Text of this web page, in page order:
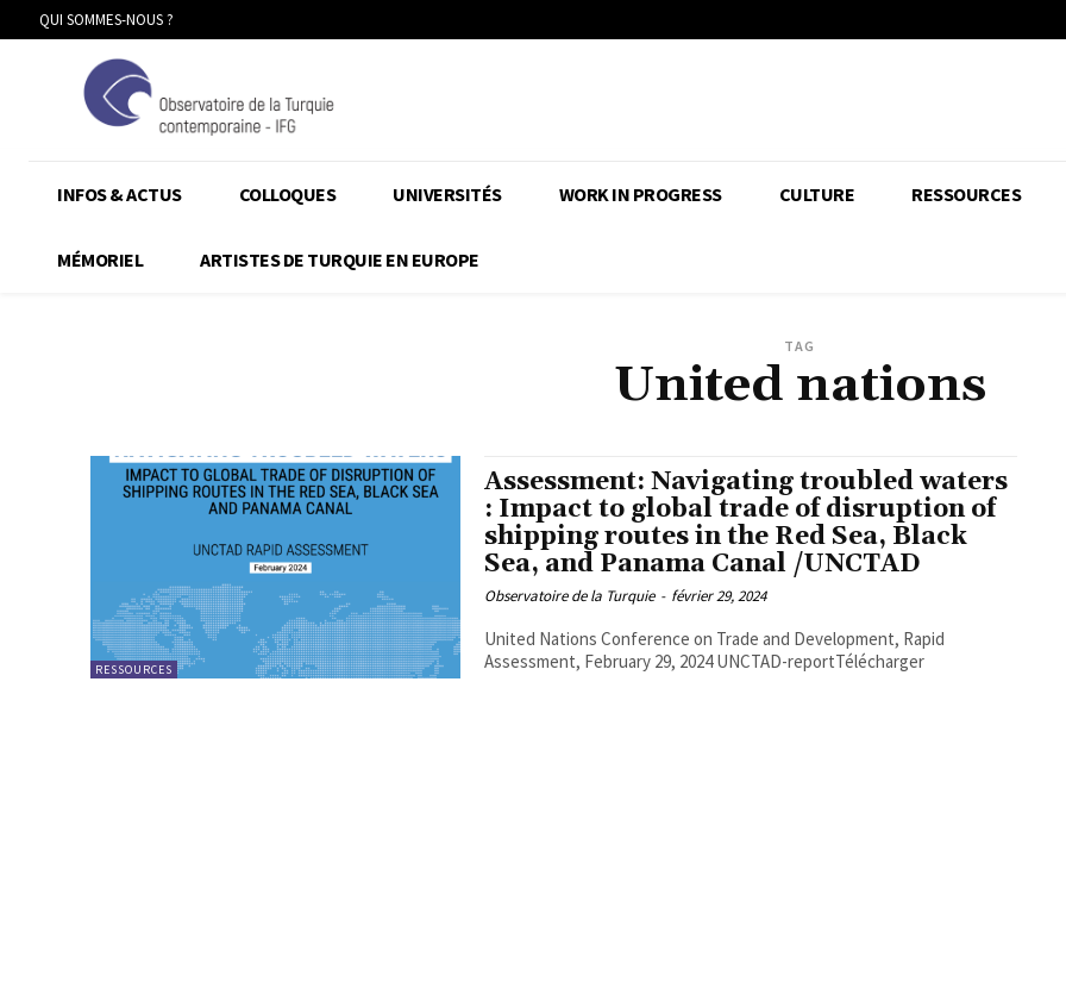
QUI SOMMES-NOUS ?
INFOS & ACTUS COLLOQUES UNIVERSITÉS WORK IN PROGRESS CULTURE RESSOURCES
MÉMORIEL ARTISTES DE TURQUIE EN EUROPE
TAG
United nations
RESSOURCES
Assessment: Navigating troubled waters
: Impact to global trade of disruption of
shipping routes in the Red Sea, Black
Sea, and Panama Canal /UNCTAD
Observatoire de la Turquie - février 29, 2024
United Nations Conference on Trade and Development, Rapid
Assessment, February 29, 2024 UNCTAD-reportTélécharger